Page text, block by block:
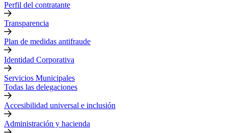
Perfil del contratante
Transparencia
Plan de medidas antifraude
Identidad Corporativa
Servicios Municipales
Todas las delegaciones
Accesibilidad universal e inclusión
Administración y hacienda